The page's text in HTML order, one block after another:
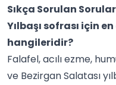
Sıkça Sorulan Sorular
Yılbaşı sofrası için
hangileridir?
Falafel, acılı ezme,
ve Bezirgan Salatası